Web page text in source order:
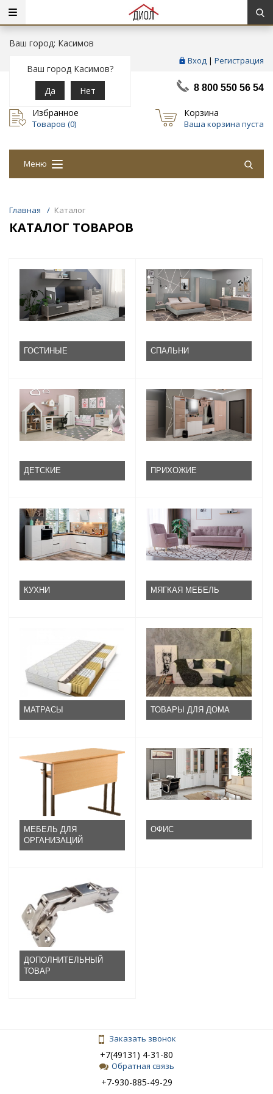
Ваш город: Касимов
Ваш город Касимов?
Да
Нет
Вход | Регистрация
8 800 550 56 54
Избранное
Товаров (0)
Корзина
Ваша корзина пуста
Меню
Главная / Каталог
КАТАЛОГ ТОВАРОВ
ГОСТИНЫЕ СПАЛЬНИ
ДЕТСКИЕ ПРИХОЖИЕ
КУХНИ МЯГКАЯ МЕБЕЛЬ
МАТРАСЫ ТОВАРЫ ДЛЯ ДОМА
МЕБЕЛЬ ДЛЯ
ОРГАНИЗАЦИЙ
ОФИС
ДОПОЛНИТЕЛЬНЫЙ
ТОВАР
Заказать звонок
+7(49131) 4-31-80
Обратная связь
+7-930-885-49-29